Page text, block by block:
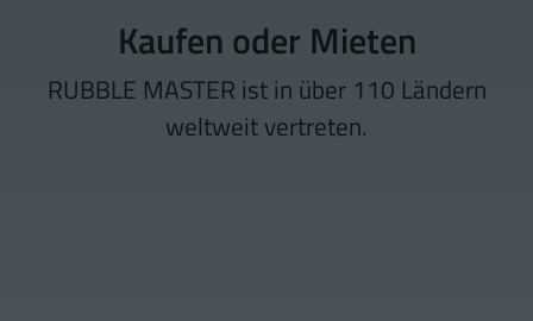
Kaufen oder Mieten
RUBBLE MASTER ist in über 110 Ländern
weltweit vertreten.